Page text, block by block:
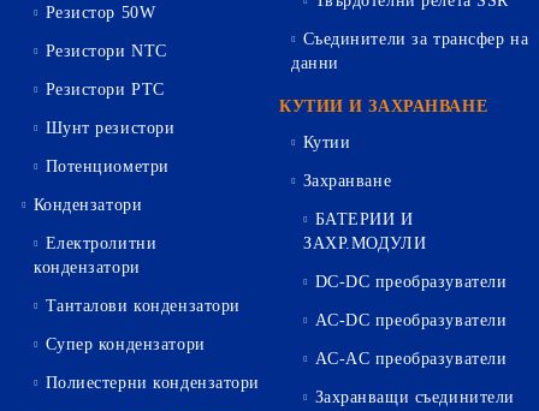
Резистор 50W
Резистори NTC
Резистори PTC
Шунт резистори
Потенциометри
Кондензатори
Електролитни
кондензатори
Танталови кондензатори
Супер кондензатори
Полиестерни кондензатори
Съединители за трансфер на
данни
КУТИИ И ЗАХРАНВАНЕ
Кутии
Захранване
БАТЕРИИ И
ЗАХР.МОДУЛИ
DC-DC преобразуватели
AC-DC преобразуватели
AC-AC преобразуватели
Захранващи съединители